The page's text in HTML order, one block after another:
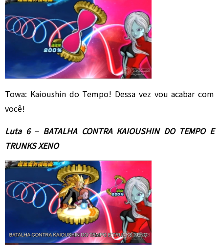
Towa: Kaioushin do Tempo! Dessa vez vou acabar com
você!
Luta 6 – BATALHA CONTRA KAIOUSHIN DO TEMPO E
TRUNKS XENO